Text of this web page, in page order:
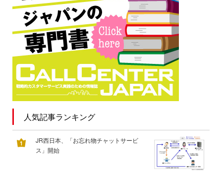
人気記事ランキング
JR西日本、「お忘れ物チャットサービ
ス」開始